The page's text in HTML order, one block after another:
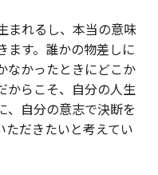
まれるし、本当の意味
ます。誰かの物差しに
なかったときにどこか
からこそ、自分の人生
、自分の意志で決断を
ただきたいと考えてい